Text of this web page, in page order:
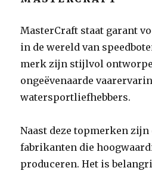
MasterCraft staat garant
in de wereld van
merk zijn stijlvol
ongeëvenaarde
watersportliefhebbers.
Naast deze topmerken zijn
fabrikanten die
produceren. Het is